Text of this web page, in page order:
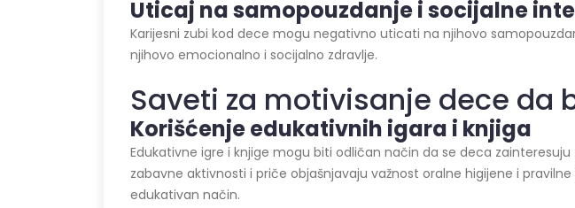
Uticaj na samopouzdanje i socijalne
Karijesni zubi kod dece mogu negativno uticati na njihovo
njihovo emocionalno i socijalno zdravlje.
Saveti za motivisanje dece da
Korišćenje edukativnih igara i knjiga
Edukativne igre i knjige mogu biti odličan način da se deca
zabavne aktivnosti i priče objašnjavaju važnost oralne higijene i
edukativan način.